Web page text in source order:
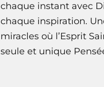
chaque instant avec
chaque inspiration.
miracles où l’Esprit
seule et unique